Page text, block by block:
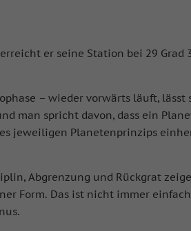
er seine Station bei 29 Grad
– wieder vorwärts läuft, lässt
man spricht davon, dass ein
jeweiligen Planetenprinzips
Abgrenzung und Rückgrat
Form. Das ist nicht immer